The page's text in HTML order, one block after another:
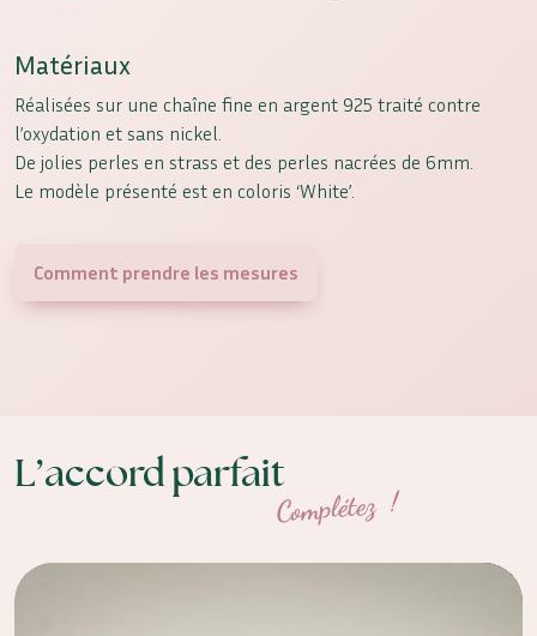
Matériaux
Réalisées sur une chaîne fine en argent 925 traité contre
l’oxydation et sans nickel.
De jolies perles en strass et des perles nacrées de 6mm.
Le modèle présenté est en coloris ‘White’.
Comment prendre les mesures
L’accord parfait
Complétez !